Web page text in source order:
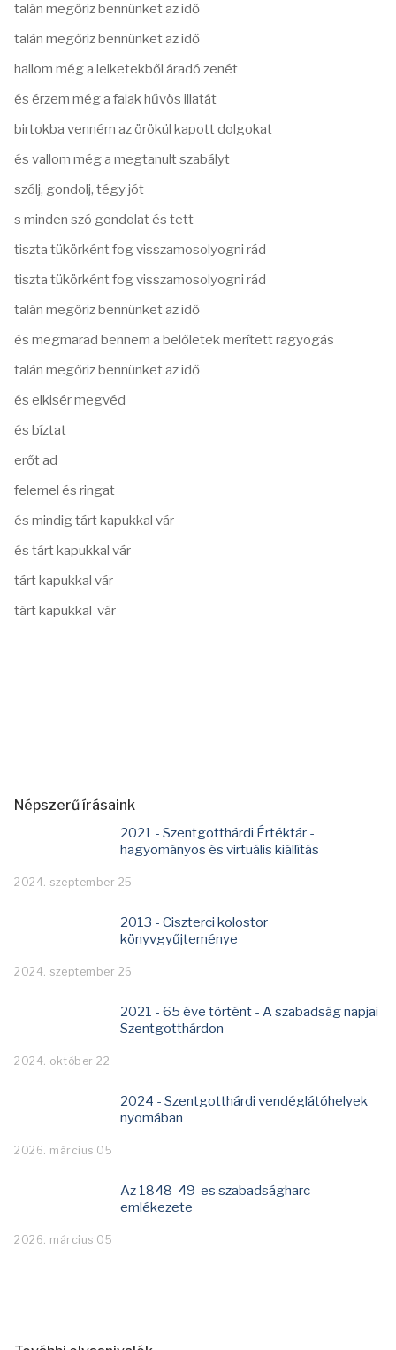
talán megőriz bennünket az idő
talán megőriz bennünket az idő
hallom még a lelketekből áradó zenét
és érzem még a falak hűvös illatát
birtokba venném az örökül kapott dolgokat
és vallom még a megtanult szabályt
szólj, gondolj, tégy jót
s minden szó gondolat és tett
tiszta tükörként fog visszamosolyogni rád
tiszta tükörként fog visszamosolyogni rád
talán megőriz bennünket az idő
és megmarad bennem a belőletek merített ragyogás
talán megőriz bennünket az idő
és elkisér megvéd
és bíztat
erőt ad
felemel és ringat
és mindig tárt kapukkal vár
és tárt kapukkal vár
tárt kapukkal vár
tárt kapukkal vár
Népszerű írásaink
2021 - Szentgotthárdi Értéktár -
hagyományos és virtuális kiállítás
2024. szeptember 25
2013 - Ciszterci kolostor
könyvgyűjteménye
2024. szeptember 26
2021 - 65 éve történt - A szabadság napjai
Szentgotthárdon
2024. október 22
2024 - Szentgotthárdi vendéglátóhelyek
nyomában
2026. március 05
Az 1848-49-es szabadságharc
emlékezete
2026. március 05